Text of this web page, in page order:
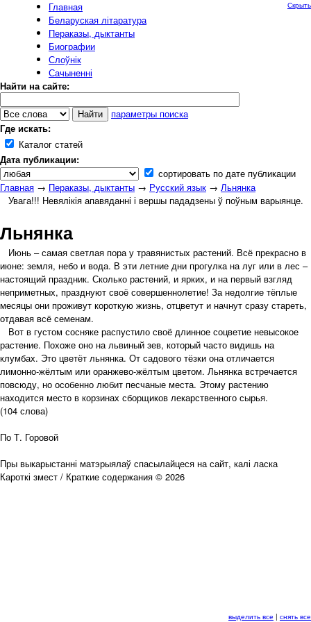
Главная
Беларуская літаратура
Пераказы, дыктанты
Биографии
Слоўнік
Сачыненні
Найти на сайте:
параметры поиска
Где искать:
Каталог статей
Дата публикации:
сортировать по дате публикации
Скрыть
выделить все | снять все
Главная → Пераказы, дыктанты → Русский язык → Льнянка
Увага!!! Невялікія апавяданні і вершы пададзены ў поўным варыянце.
Льнянка
Июнь – самая светлая пора у травянистых растений. Всё прекрасно в
июне: земля, небо и вода. В эти летние дни прогулка на луг или в лес –
настоящий праздник. Сколько растений, и ярких, и на первый взгляд
неприметных, празднуют своё совершеннолетие! За недолгие тёплые
месяцы они проживут короткую жизнь, отцветут и начнут сразу стареть,
отдавая всё семенам.
Вот в густом сосняке распустило своё длинное соцветие невысокое
растение. Похоже оно на львиный зев, который часто видишь на
клумбах. Это цветёт льнянка. От садового тёзки она отличается
лимонно-жёлтым или оранжево-жёлтым цветом. Льнянка встречается
повсюду, но особенно любит песчаные места. Этому растению
находится место в корзинах сборщиков лекарственного сырья.
(104 слова)
По Т. Горовой
Пры выкарыстанні матэрыялаў спасылайцеся на сайт, калі ласка
Кароткі змест / Краткие содержания © 2026